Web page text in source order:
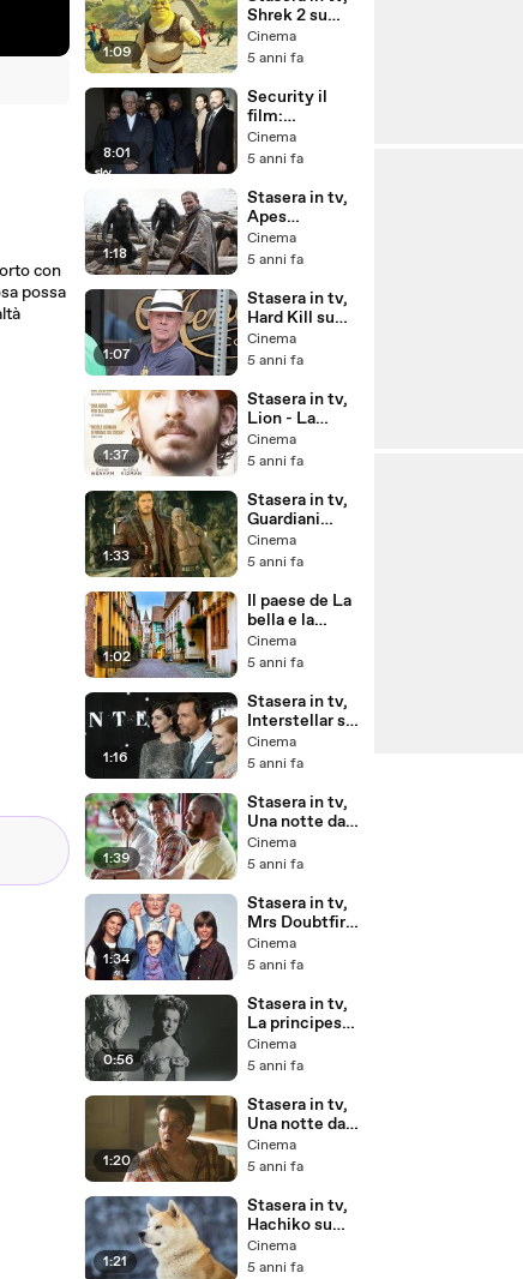
con
possa
sapevi
1:09
Shrek 2 su
Italia 1: le
curiosità che
secondo film
della saga
Cinema
5 anni fa
8:01
Security il
film:
intervista allo
sceneggiatore
Pellegrini
Cinema
5 anni fa
1:18
Stasera in tv,
Apes
Revolution, il
pianeta delle
curiosità che
non sapevi sul
film
Cinema
5 anni fa
1:07
Stasera in tv,
Hard Kill su
Italia 1: i
motivi per
perderselo in
tv
Cinema
5 anni fa
1:37
Stasera in tv,
Lion - La
strada verso
casa su
l'incredibile
storia vera di
questo
bambino
Cinema
5 anni fa
1:33
Stasera in tv,
Guardiani
della Galassia
su Italia 1:
non sapevate
sul film
Cinema
5 anni fa
1:02
Il paese de La
bella e la
bestia esiste
davvero, ecco
Cinema
5 anni fa
1:16
Stasera in tv,
Interstellar su
Italia 1: la
curiosità sul
sconcertante
mai visto
Cinema
5 anni fa
1:39
Stasera in tv,
Una notte da
leoni 2: le
curiosità che
sapevate sul
film
Cinema
5 anni fa
1:34
Stasera in tv,
Mrs Doubtfire
su Italia 1: gli
errori del film
mai notato
Cinema
5 anni fa
0:56
Stasera in tv,
La principessa
Sissi su Rai 3:
gli errori nel
avevi notato
Cinema
5 anni fa
1:20
Stasera in tv,
Una notte da
leoni su Italia
1: le curiosità
forse non
sapevi
Cinema
5 anni fa
1:21
Stasera in tv,
Hachiko su
Rete 4: la
curiosità sul
Cinema
5 anni fa